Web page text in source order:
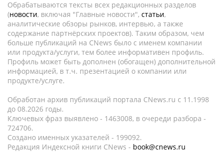
Обрабатываются тексты всех редакционных разделов
(новости, включая "Главные новости", статьи,
аналитические обзоры рынков, интервью, а также
содержание партнёрских проектов). Таким образом, чем
больше публикаций на CNews было с именем компании
или продукта/услуги, тем более информативен профиль.
Профиль может быть дополнен (обогащен) дополнительной
информацией, в т.ч. презентацией о компании или
продукте/услуге.
Обработан архив публикаций портала CNews.ru c 11.1998
до 08.2026 годы.
Ключевых фраз выявлено - 1463008, в очереди разбора -
724706.
Создано именных указателей - 199092.
Редакция Индексной книги CNews - book@cnews.ru